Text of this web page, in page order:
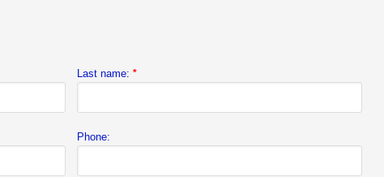
Last name:*
Phone: